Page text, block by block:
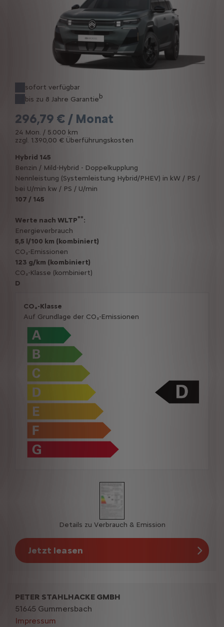
sofort verfügbar
bis zu 8 Jahre Garantieb
296,79 € / Monat
24 Mon. / 5.000 km
zzgl. 1.390,00 € Überführungskosten
Hybrid 145
Benzin / Mild-Hybrid - Doppelkupplung
Nennleistung (Systemleistung Hybrid/PHEV) in kW / PS /
bei U/min kw / PS / U/min
107 / 145
Werte nach WLTP**:
Energieverbrauch
5,5 l/100 km (kombiniert)
CO₂-Emissionen
123 g/km (kombiniert)
CO₂-Klasse (kombiniert)
D
CO₂-Klasse
Auf Grundlage der CO₂-Emissionen
Details zu Verbrauch & Emission
Jetzt leasen
PETER STAHLHACKE GMBH
51645 Gummersbach
Impressum